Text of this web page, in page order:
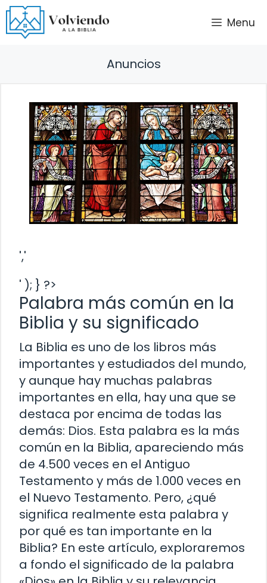
Saltar
al
contenido
Menu
Anuncios
','
' ); } ?>
Palabra más común en la
Biblia y su significado
La Biblia es uno de los libros más
importantes y estudiados del mundo,
y aunque hay muchas palabras
importantes en ella, hay una que se
destaca por encima de todas las
demás: Dios. Esta palabra es la más
común en la Biblia, apareciendo más
de 4.500 veces en el Antiguo
Testamento y más de 1.000 veces en
el Nuevo Testamento. Pero, ¿qué
significa realmente esta palabra y
por qué es tan importante en la
Biblia? En este artículo, exploraremos
a fondo el significado de la palabra